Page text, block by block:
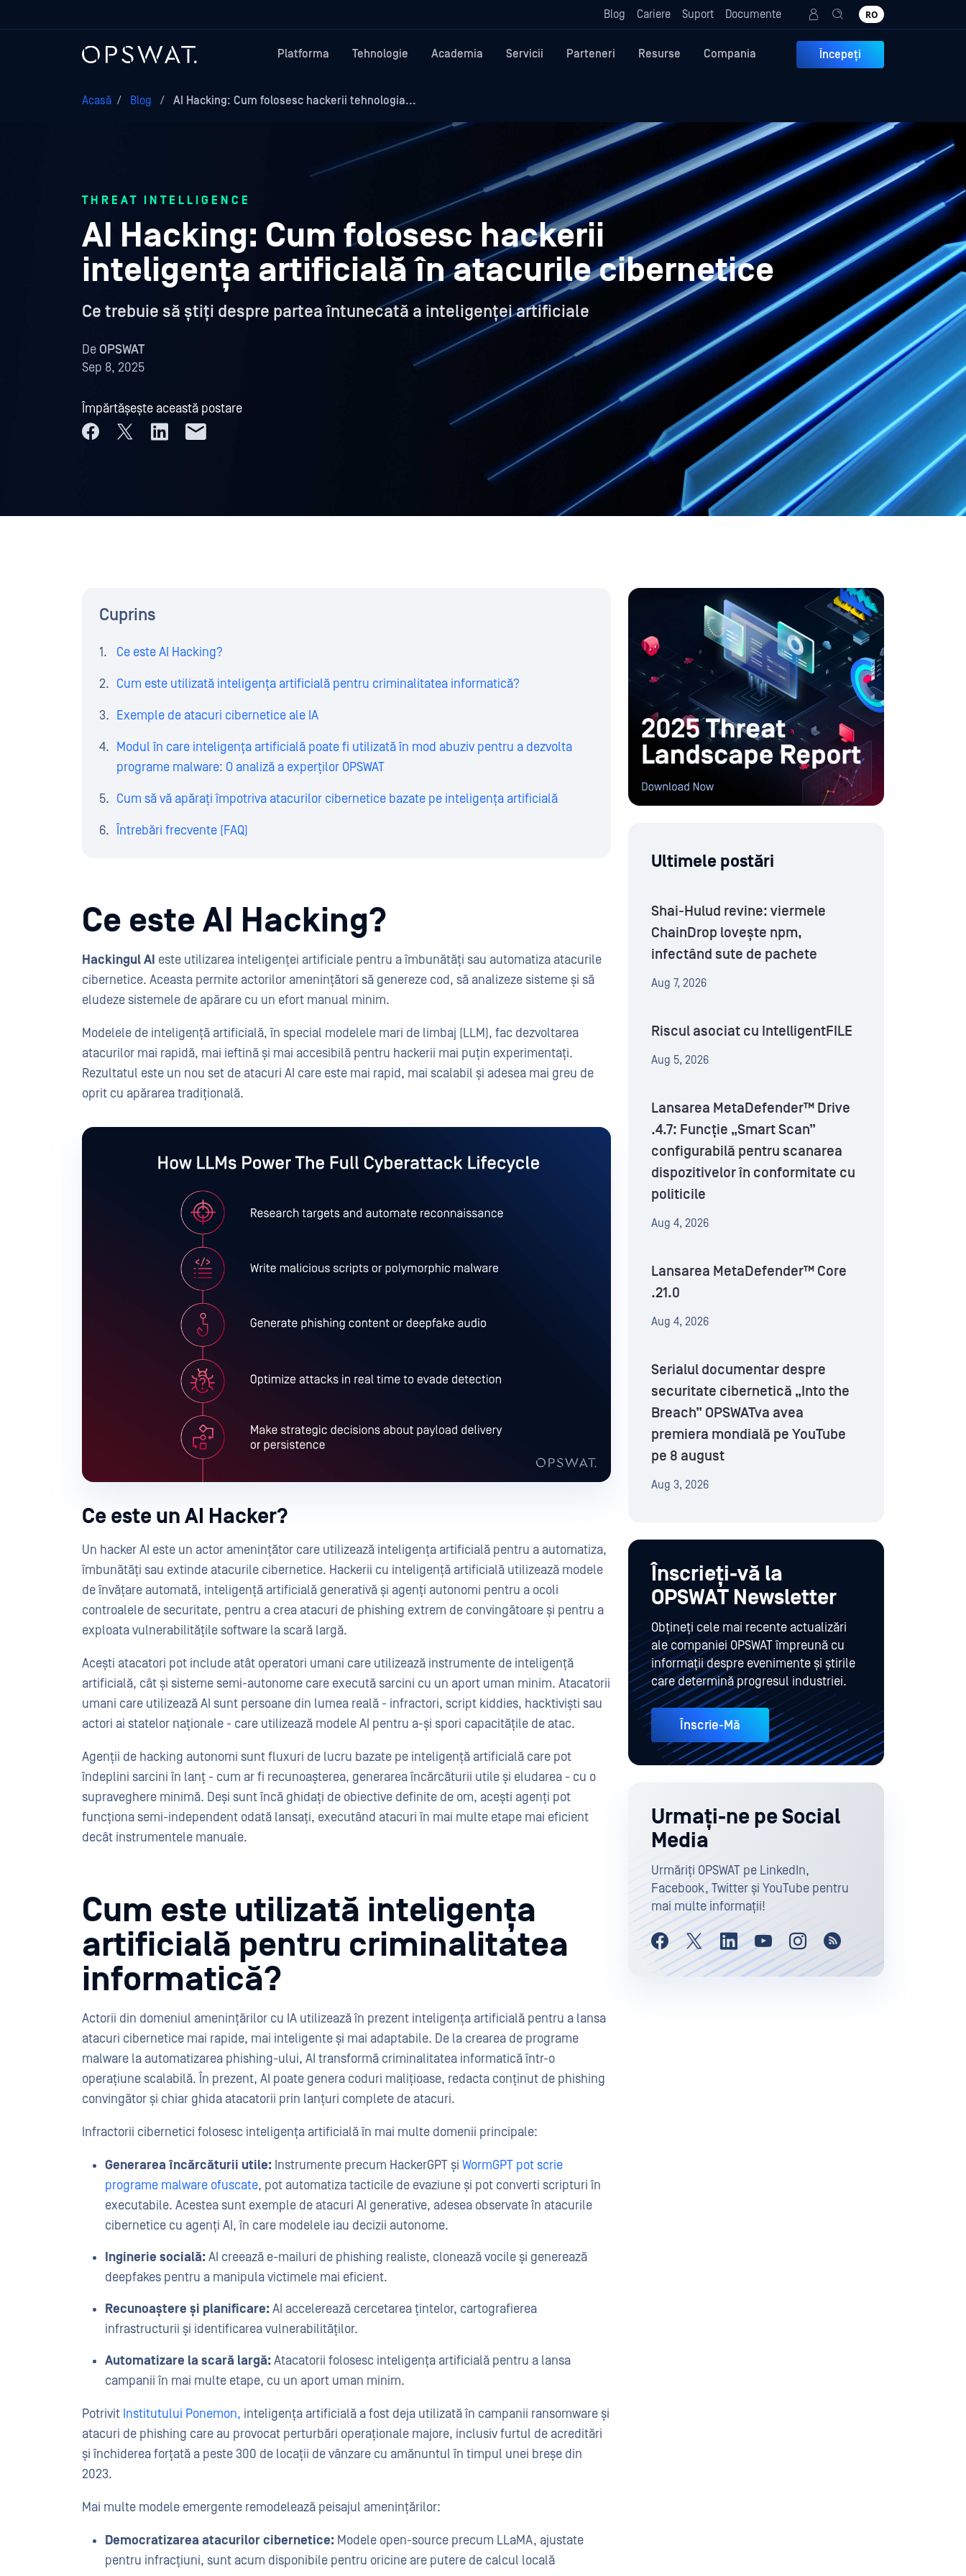
Blog Cariere Suport Documente RO
Platforma Tehnologie Academia Servicii Parteneri Resurse Compania Începeți
Acasă / Blog / AI Hacking: Cum folosesc hackerii tehnologia...
THREAT INTELLIGENCE
AI Hacking: Cum folosesc hackerii
inteligența artificială în atacurile cibernetice
Ce trebuie să știți despre partea întunecată a inteligenței artificiale
De OPSWAT
Sep 8, 2025
Împărtășește această postare
Cuprins
Ce este AI Hacking?
Cum este utilizată inteligența artificială pentru criminalitatea informatică?
Exemple de atacuri cibernetice ale IA
Modul în care inteligența artificială poate fi utilizată în mod abuziv pentru a dezvolta
programe malware: O analiză a experților OPSWAT
Cum să vă apărați împotriva atacurilor cibernetice bazate pe inteligența artificială
Întrebări frecvente (FAQ)
Ce este AI Hacking?
Hackingul AI este utilizarea inteligenței artificiale pentru a îmbunătăți sau automatiza atacurile
cibernetice. Aceasta permite actorilor amenințători să genereze cod, să analizeze sisteme și să
eludeze sistemele de apărare cu un efort manual minim.
Modelele de inteligență artificială, în special modelele mari de limbaj (LLM), fac dezvoltarea
atacurilor mai rapidă, mai ieftină și mai accesibilă pentru hackerii mai puțin experimentați.
Rezultatul este un nou set de atacuri AI care este mai rapid, mai scalabil și adesea mai greu de
oprit cu apărarea tradițională.
Ce este un AI Hacker?
Un hacker AI este un actor amenințător care utilizează inteligența artificială pentru a automatiza,
îmbunătăți sau extinde atacurile cibernetice. Hackerii cu inteligență artificială utilizează modele
de învățare automată, inteligență artificială generativă și agenți autonomi pentru a ocoli
controalele de securitate, pentru a crea atacuri de phishing extrem de convingătoare și pentru a
exploata vulnerabilitățile software la scară largă.
Acești atacatori pot include atât operatori umani care utilizează instrumente de inteligență
artificială, cât și sisteme semi-autonome care execută sarcini cu un aport uman minim. Atacatorii
umani care utilizează AI sunt persoane din lumea reală - infractori, script kiddies, hacktiviști sau
actori ai statelor naționale - care utilizează modele AI pentru a-și spori capacitățile de atac.
Agenții de hacking autonomi sunt fluxuri de lucru bazate pe inteligență artificială care pot
îndeplini sarcini în lanț - cum ar fi recunoașterea, generarea încărcăturii utile și eludarea - cu o
supraveghere minimă. Deși sunt încă ghidați de obiective definite de om, acești agenți pot
funcționa semi-independent odată lansați, executând atacuri în mai multe etape mai eficient
decât instrumentele manuale.
Cum este utilizată inteligența
artificială pentru criminalitatea
informatică?
Actorii din domeniul amenințărilor cu IA utilizează în prezent inteligența artificială pentru a lansa
atacuri cibernetice mai rapide, mai inteligente și mai adaptabile. De la crearea de programe
malware la automatizarea phishing-ului, AI transformă criminalitatea informatică într-o
operațiune scalabilă. În prezent, AI poate genera coduri malițioase, redacta conținut de phishing
convingător și chiar ghida atacatorii prin lanțuri complete de atacuri.
Infractorii cibernetici folosesc inteligența artificială în mai multe domenii principale:
Generarea încărcăturii utile: Instrumente precum HackerGPT și WormGPT pot scrie
programe malware ofuscate, pot automatiza tacticile de evaziune și pot converti scripturi în
executabile. Acestea sunt exemple de atacuri AI generative, adesea observate în atacurile
cibernetice cu agenți AI, în care modelele iau decizii autonome.
Inginerie socială:AI creează e-mailuri de phishing realiste, clonează vocile și generează
deepfakes pentru a manipula victimele mai eficient.
Recunoaștere și planificare:AI accelerează cercetarea țintelor, cartografierea
infrastructurii și identificarea vulnerabilităților.
Automatizare la scară largă:Atacatorii folosesc inteligența artificială pentru a lansa
campanii în mai multe etape, cu un aport uman minim.
Potrivit Institutului Ponemon, inteligența artificială a fost deja utilizată în campanii ransomware și
atacuri de phishing care au provocat perturbări operaționale majore, inclusiv furtul de acreditări
și închiderea forțată a peste 300 de locații de vânzare cu amănuntul în timpul unei breșe din
2023.
Mai multe modele emergente remodelează peisajul amenințărilor:
Democratizarea atacurilor cibernetice: Modele open-source precum LLaMA, ajustate
pentru infracțiuni, sunt acum disponibile pentru oricine are putere de calcul locală
Ultimele postări
Shai-Hulud revine: viermele
ChainDrop lovește npm,
infectând sute de pachete
Aug 7, 2026
Riscul asociat cu IntelligentFILE
Aug 5, 2026
Lansarea MetaDefender™ Drive
.4.7: Funcție „Smart Scan”
configurabilă pentru scanarea
dispozitivelor în conformitate cu
politicile
Aug 4, 2026
Lansarea MetaDefender™ Core
.21.0
Aug 4, 2026
Serialul documentar despre
securitate cibernetică „Into the
Breach” OPSWATva avea
premiera mondială pe YouTube
pe 8 august
Aug 3, 2026
Înscrieți-vă la
OPSWAT Newsletter
Obțineți cele mai recente actualizări
ale companiei OPSWAT împreună cu
informații despre evenimente și știrile
care determină progresul industriei.
Înscrie-Mă
Urmați-ne pe Social
Media
Urmăriți OPSWAT pe LinkedIn,
Facebook, Twitter și YouTube pentru
mai multe informații!